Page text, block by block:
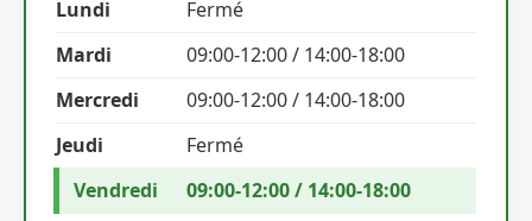
Lundi
Fermé
Mardi
09:00-12:00 / 14:00-18:00
Mercredi
09:00-12:00 / 14:00-18:00
Jeudi
Fermé
Vendredi
09:00-12:00 / 14:00-18:00